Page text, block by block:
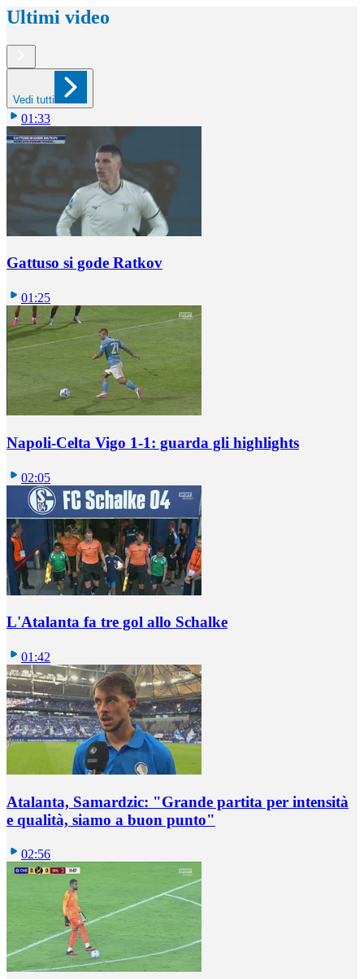
Ultimi video
Vedi tutti
01:33
Gattuso si gode Ratkov
01:25
Napoli-Celta Vigo 1-1: guarda gli highlights
02:05
L'Atalanta fa tre gol allo Schalke
01:42
Atalanta, Samardzic: "Grande partita per intensità
e qualità, siamo a buon punto"
02:56